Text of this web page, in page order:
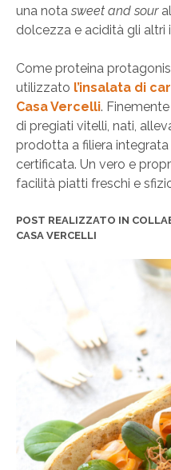
una nota sweet and sour
dolcezza e acidità gli altri
Come proteina
utilizzato l’insalata di
Casa Vercelli.
di pregiati vitelli, nati,
prodotta a filiera
certificata. Un vero e
facilità piatti freschi e
POST REALIZZATO IN
CASA VERCELLI